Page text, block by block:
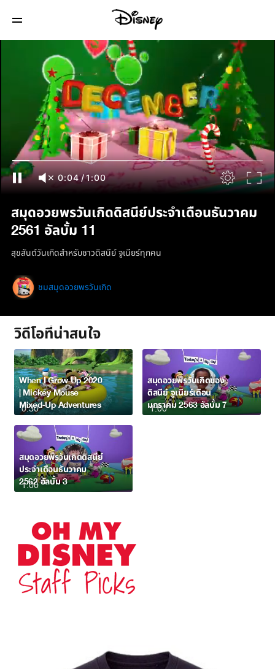
0:04/1:00
สมุดอวยพรวันเกิดดิสนีย์ประจำเดือนธันวาคม
2561 อัลบั้ม 11
สุขสันต์วันเกิดสำหรับชาวดิสนีย์ จูเนียร์ทุกคน
ชมสมุดอวยพรวันเกิด
วิดีโอที่น่าสนใจ
0:30
When I Grow Up 2020
| Mickey Mouse
Mixed-Up Adventures
1:00
สมุดอวยพรวันเกิดของ
ดิสนีย์ จูเนียร์เดือน
มกราคม 2563 อัลบั้ม 7
1:00
สมุดอวยพรวันเกิดดิสนีย์
ประจำเดือนธันวาคม
2562 อัลบั้ม 3